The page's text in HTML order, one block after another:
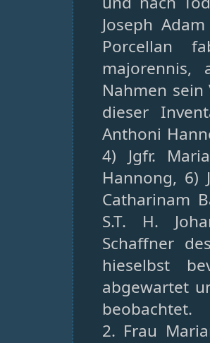
Joseph
Porcellan
Nahmen
dieser
Anthoni
4) Jgfr.
Hannong, 6)
Catharinam
S.T. H.
Schaffner
hieselbst
abgewartet
beobachtet.
2. Frau